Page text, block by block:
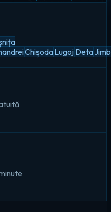
ChișodaLugojDeta